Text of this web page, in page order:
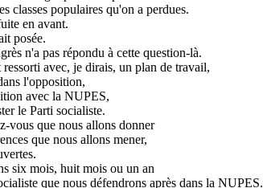
classes populaires qu'on a perdues.
en avant.
posée.
n'a pas répondu à cette question-là.
ressorti avec, je dirais, un plan de travail,
l'opposition,
avec la NUPES,
le Parti socialiste.
vous que nous allons donner
que nous allons mener,
six mois, huit mois ou un an
que nous défendrons après dans la NUPES.